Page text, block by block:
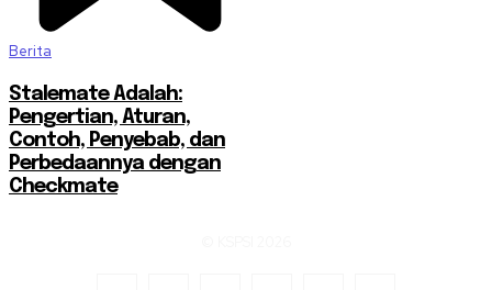
Berita
Stalemate Adalah:
Pengertian, Aturan,
Contoh, Penyebab, dan
Perbedaannya dengan
Checkmate